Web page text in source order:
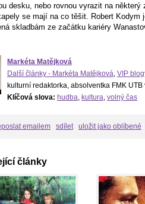
desku, nebo rovnou vyrazit na
se mají na co těšit. Robert
skladbám ze začátku kariéry
Markéta Matějková
Další články - Markéta Matějková VIP
kulturní redaktorka, absolventka FMK UTB
Klíčová slova: hudba kultura volný čas
emailem sdílet uložit jako oblíbené
články